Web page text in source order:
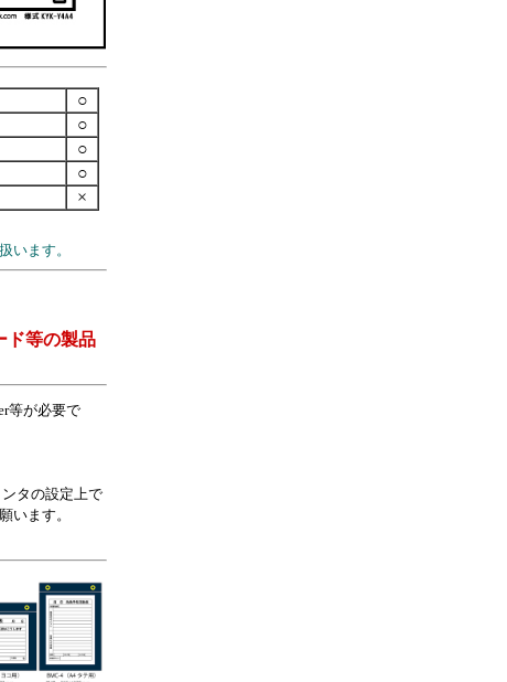
○
○
○
○
×
います。
ド等の製品
等が必要で
タの設定上で
います。